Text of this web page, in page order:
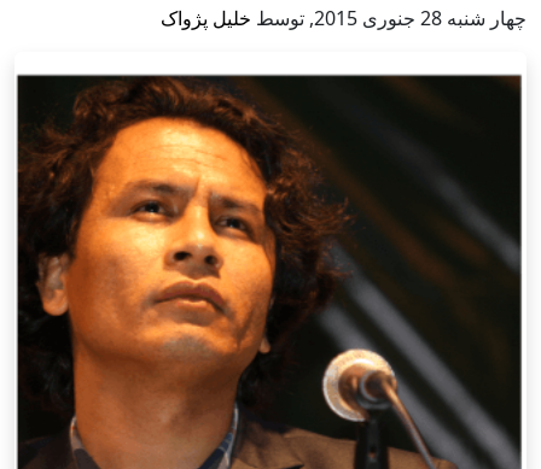
چهار شنبه 28 جنوری 2015 , توسط خلیل پژواک